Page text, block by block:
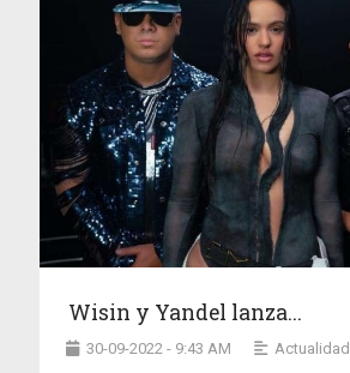
Wisin y Yandel lanza...
30-09-2022 - 9:43 AM Actualidad